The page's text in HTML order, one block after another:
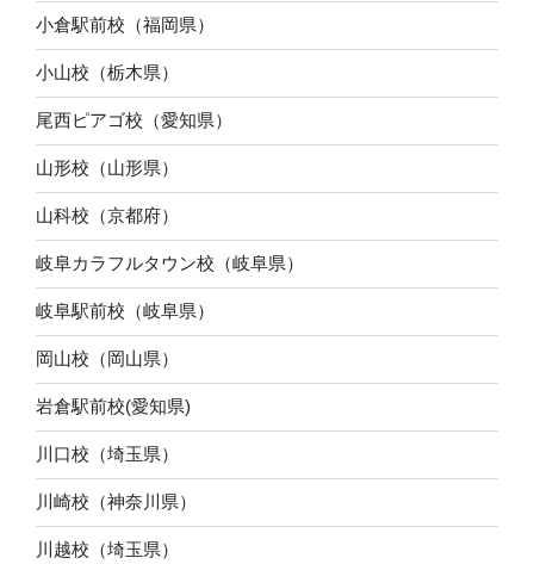
小倉駅前校（福岡県）
小山校（栃木県）
尾西ピアゴ校（愛知県）
山形校（山形県）
山科校（京都府）
岐阜カラフルタウン校（岐阜県）
岐阜駅前校（岐阜県）
岡山校（岡山県）
岩倉駅前校(愛知県)
川口校（埼玉県）
川崎校（神奈川県）
川越校（埼玉県）